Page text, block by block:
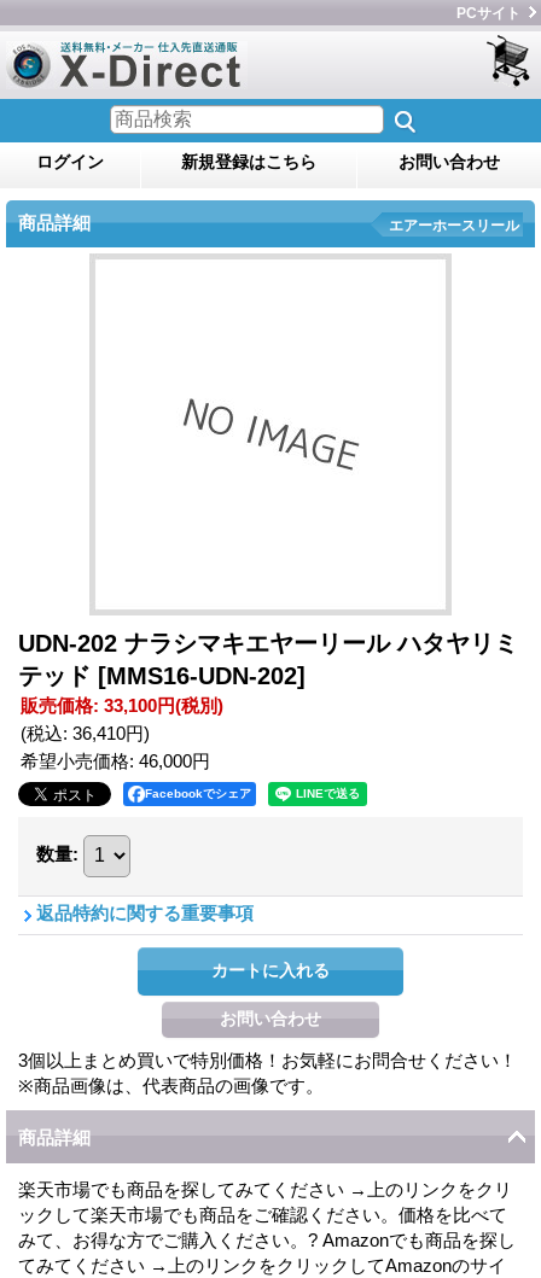
PCサイト
ログイン 新規登録はこちら お問い合わせ
商品詳細 エアーホースリール
UDN-202 ナラシマキエヤーリール ハタヤリミ
テッド [MMS16-UDN-202]
販売価格: 33,100円(税別)
(税込: 36,410円)
希望小売価格: 46,000円
Facebookでシェア
数量:
返品特約に関する重要事項
3個以上まとめ買いで特別価格！お気軽にお問合せください！
※商品画像は、代表商品の画像です。
商品詳細
楽天市場でも商品を探してみてください →上のリンクをクリ
ックして楽天市場でも商品をご確認ください。価格を比べて
みて、お得な方でご購入ください。? Amazonでも商品を探し
てみてください →上のリンクをクリックしてAmazonのサイ